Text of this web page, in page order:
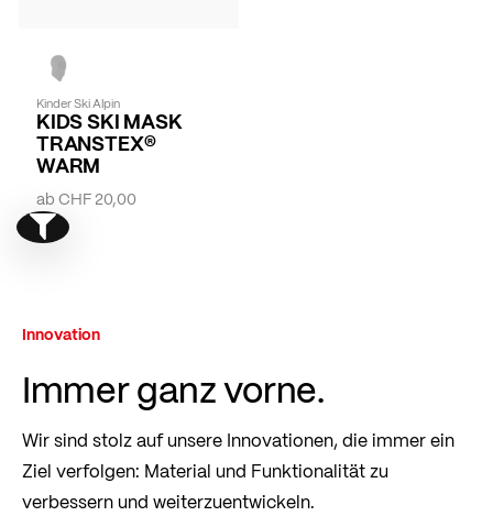
Kinder Ski Alpin
KIDS SKI MASK
TRANSTEX®
WARM
abCHF 20,00
Show filter
Innovation
Immer ganz vorne.
Wir sind stolz auf unsere Innovationen, die immer ein
Ziel verfolgen: Material und Funktionalität zu
verbessern und weiterzuentwickeln.